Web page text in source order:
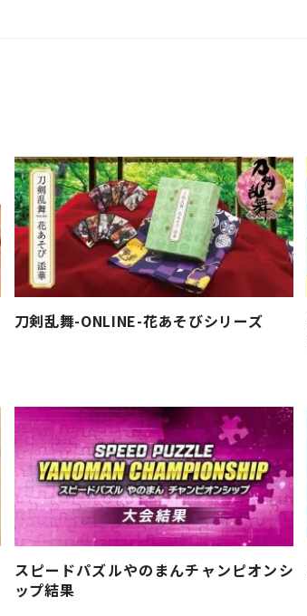
刀剣乱舞-ONLINE-花あそびシリーズ
スピードパズルやのまんチャンピオンシ
ップ結果